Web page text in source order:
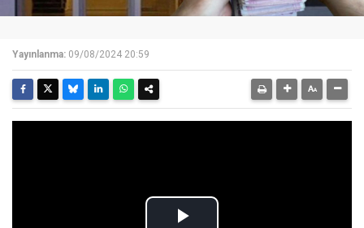
Yayınlanma: 09/08/2024 20:59